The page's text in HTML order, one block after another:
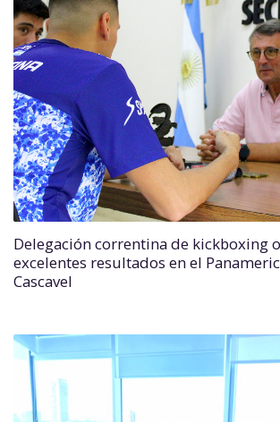
Delegación correntina de kickboxing
excelentes resultados en el
Cascavel